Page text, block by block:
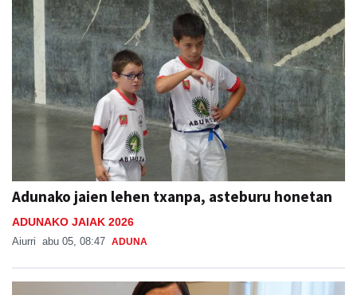
Adunako jaien lehen txanpa, asteburu honetan
ADUNAKO JAIAK 2026
Aiurri abu 05, 08:47 ADUNA